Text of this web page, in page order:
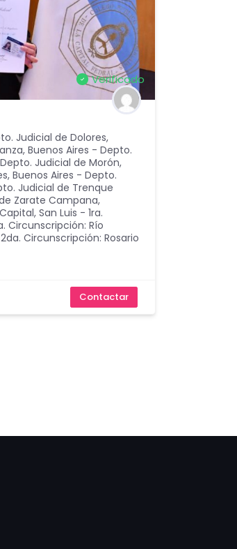
Verificado
Judicial de Dolores,
, Buenos Aires - Depto.
Judicial de Morón,
, Buenos Aires - Depto.
Judicial de Trenque
Zarate Campana,
, San Luis - 1ra.
Circunscripción: Río
Circunscripción: Rosario
Contactar